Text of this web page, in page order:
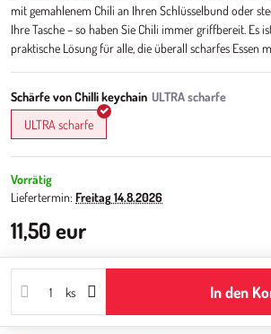
mit gemahlenem Chili an Ihren Schlüsselbund oder
Ihre Tasche – so haben Sie Chili immer griffbereit. Es
praktische Lösung für alle, die überall scharfes Essen
Schärfe von Chilli keychain
ULTRA scharfe
Vorrätig
Liefertermin: Freitag14.8.2026
11,50 eur
ks In den